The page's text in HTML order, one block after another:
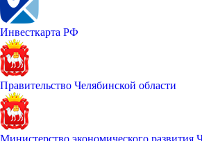
Инвесткарта РФ
Правительство Челябинской области
Министерство экономического развития